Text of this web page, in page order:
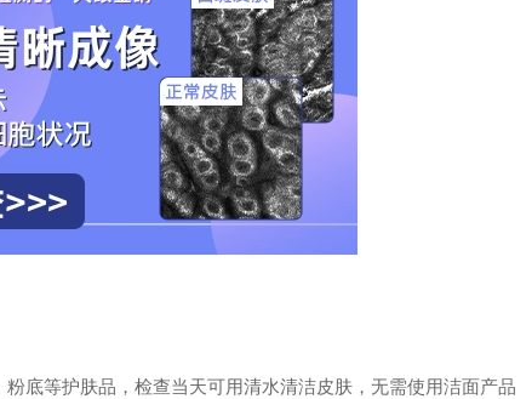
等护肤品，检查当天可用清水清洁皮肤，无需使用洁面产品